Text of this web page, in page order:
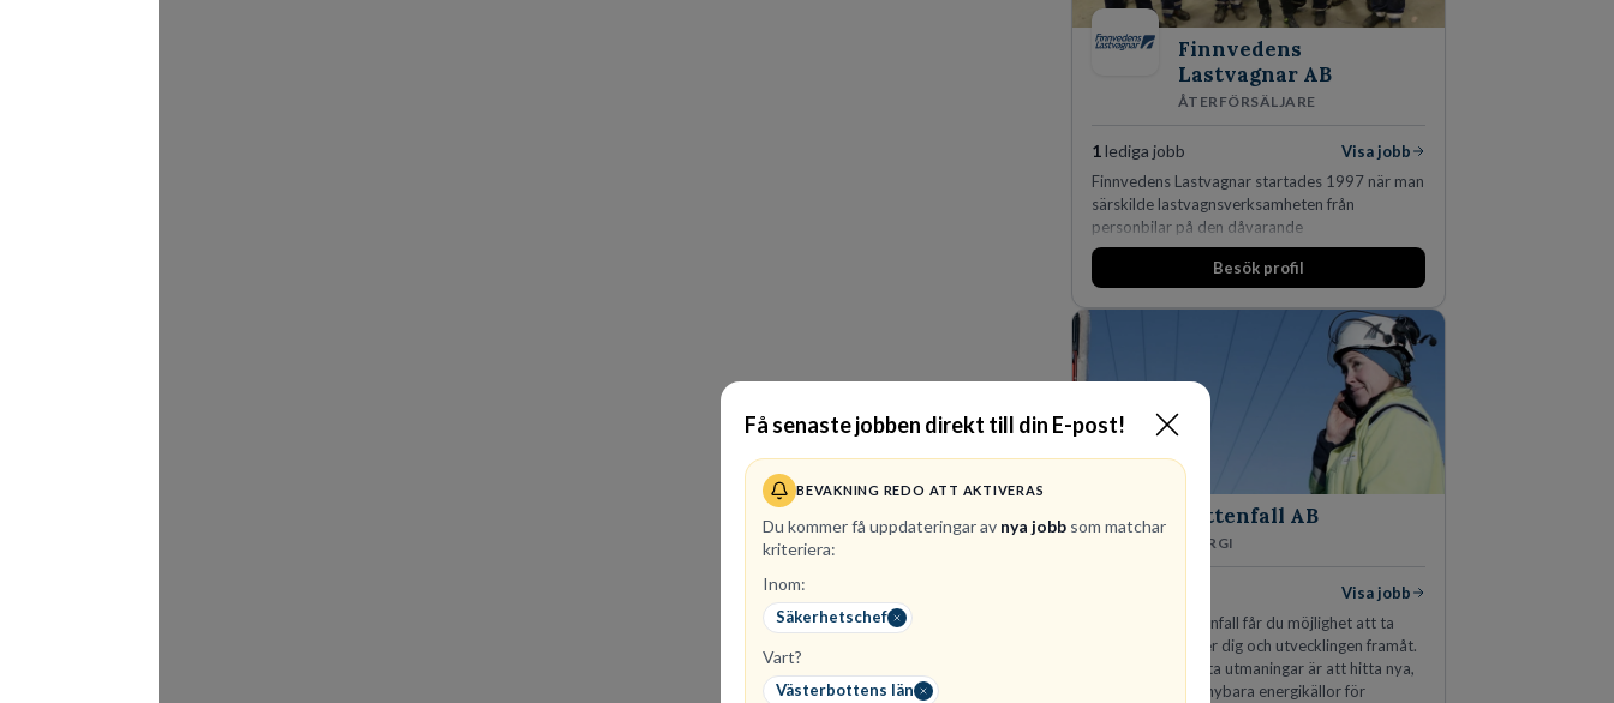
Få senaste jobben direkt till din E-post!
BEVAKNING REDO ATT AKTIVERAS
Du kommer få uppdateringar av nya jobb som matchar
kriteriera:
Inom:
Säkerhetschef
Vart?
Västerbottens län
Finnvedens
Lastvagnar AB
ÅTERFÖRSÄLJARE
1lediga jobb
Visa jobb
Finnvedens Lastvagnar startades 1997 när man
särskilde lastvagnsverksamheten från
personbilar på den dåvarande
huvudanläggningen i Värnamo. Sedan dess har
man expanderat kraftigt genom ett antal
den största privata återförsäljaren av Volvo
Lastvagnar och finns representerade på 20
Besök profil
Vattenfall AB
ENERGI
Visa jobb
Hos oss på Vattenfall får du möjlighet att ta
stegen som driver dig och utvecklingen framåt.
En av våra främsta utmaningar är att hitta nya,
effektiva och förnybara energikällor för